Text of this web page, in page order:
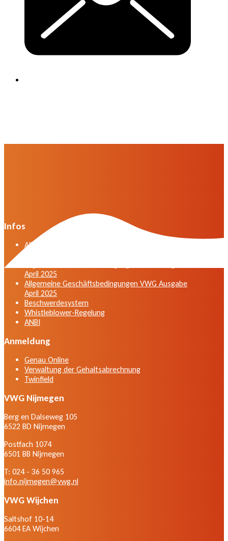
Infos
Allgemeine Geschäftsbedingungen der VWG in der
April 2025
Allgemeine Geschäftsbedingungen VWG Ausgabe
April 2025
Beschwerdesystem
Whistleblower-Regelung
ANBI
Anmeldung
Genau Online
Verwaltung der Gehaltsabrechnung
Twinfield
VWG Nijmegen
Berg en Dalseweg 105
6522 BD Nijmegen
Postfach 1074
6501 BB Nijmegen
T: 024 - 36 50 965
info.nijmegen@vwg.nl
VWG Wijchen
Saltshof 10-14
6604 EA Wijchen